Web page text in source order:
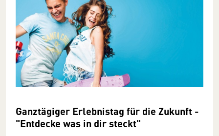
Ganztägiger Erlebnistag für die Zukunft -
"Entdecke was in dir steckt"